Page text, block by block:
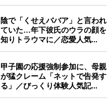
陰で「くせえババア」と言われ
ていた…年下彼氏のウラの顔を
知りトラウマに／恋愛人気...
甲子園の応援強制参加に、母親
が猛クレーム「ネットで告発す
る」／びっくり体験人気記...